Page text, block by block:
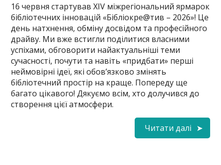
16 червня стартував XIV міжрегіональний ярмарок
бібліотечних інновацій «Бібліокре@тив – 2026»! Це
день натхнення, обміну досвідом та професійного
драйву. Ми вже встигли поділитися власними
успіхами, обговорити найактуальніші теми
сучасності, почути та навіть «придбати» перші
неймовірні ідеї, які обов’язково змінять
бібліотечний простір на краще. Попереду ще
багато цікавого! Дякуємо всім, хто долучився до
створення цієї атмосфери.
Читати далі